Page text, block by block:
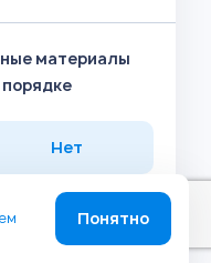
материалы
Нет
Понятно